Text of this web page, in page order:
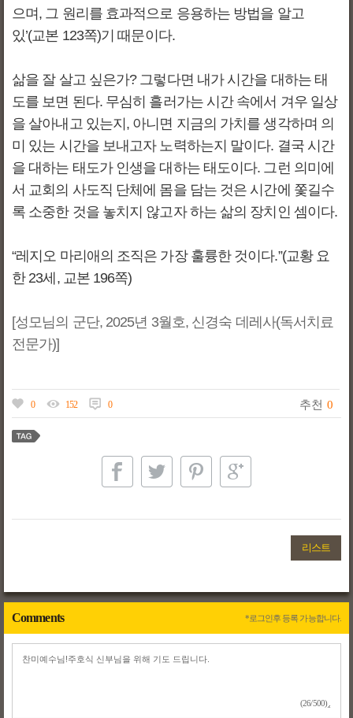
으며, 그 원리를 효과적으로 응용하는 방법을 알고
있’(교본 123쪽)기 때문이다.
삶을 잘 살고 싶은가? 그렇다면 내가 시간을 대하는 태
도를 보면 된다. 무심히 흘러가는 시간 속에서 겨우 일상
을 살아내고 있는지, 아니면 지금의 가치를 생각하며 의
미 있는 시간을 보내고자 노력하는지 말이다. 결국 시간
을 대하는 태도가 인생을 대하는 태도이다. 그런 의미에
서 교회의 사도직 단체에 몸을 담는 것은 시간에 쫓길수
록 소중한 것을 놓치지 않고자 하는 삶의 장치인 셈이다.
“레지오 마리애의 조직은 가장 훌륭한 것이다.”(교황 요
한 23세, 교본 196쪽)
[성모님의 군단, 2025년 3월호, 신경숙 데레사(독서치료
전문가)]
0 152 0 추천 0
리스트
Comments *로그인후 등록 가능합니다.
(26/500)